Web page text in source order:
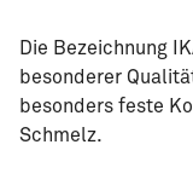
Die Bezeichnung
besonderer
besonders feste
Schmelz.